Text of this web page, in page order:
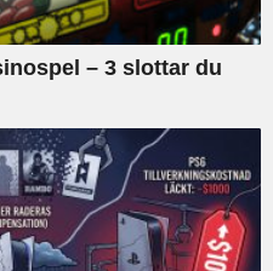
– 3 slottar du